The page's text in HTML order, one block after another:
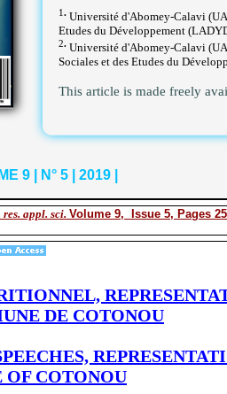
appl. sci. Volume 9, Issue 5, Pages
9 | N° 5 | 2019 |
1. Université d'Abomey-Calavi
Etudes du Développement
2. Université d'Abomey-Calavi
Sociales et des Etudes du
This article is made freely
DE COTONOU
COTONOU